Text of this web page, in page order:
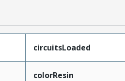
circuitsLoaded
colorResin